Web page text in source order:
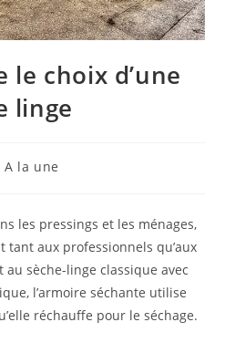
choix d’une
linge
A la une
les pressings et les ménages,
tant aux professionnels qu’aux
sèche-linge classique avec
l’armoire séchante utilise
réchauffe pour le séchage.